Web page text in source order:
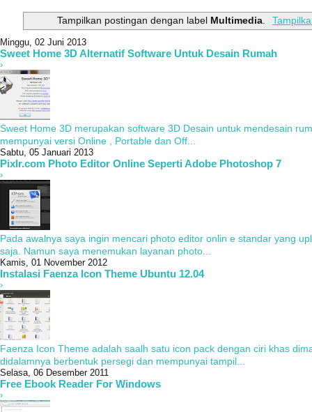
Tampilkan postingan dengan label Multimedia
Minggu, 02 Juni 2013
Sweet Home 3D Alternatif Software Untuk Desain Rumah
›
Sweet Home 3D merupakan software 3D Desain untuk mendesain
mempunyai versi Online , Portable dan Off...
Sabtu, 05 Januari 2013
Pixlr.com Photo Editor Online Seperti Adobe Photoshop 7
›
Pada awalnya saya ingin mencari photo editor onlin e standar yang
saja. Namun saya menemukan layanan photo...
Kamis, 01 November 2012
Instalasi Faenza Icon Theme Ubuntu 12.04
›
Faenza Icon Theme adalah saalh satu icon pack dengan ciri khas
didalamnya berbentuk persegi dan mempunyai tampil...
Selasa, 06 Desember 2011
Free Ebook Reader For Windows
›